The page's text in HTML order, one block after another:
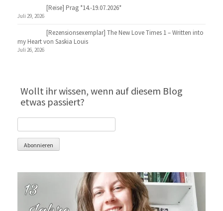
[Reise] Prag *14.-19.07.2026*
Juli 29, 2026
[Rezensionsexemplar] The New Love Times 1 – Written into
my Heart von Saskia Louis
Juli 26, 2026
Wollt ihr wissen, wenn auf diesem Blog
etwas passiert?